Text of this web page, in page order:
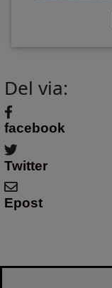
Del via:
facebook
Twitter
Epost